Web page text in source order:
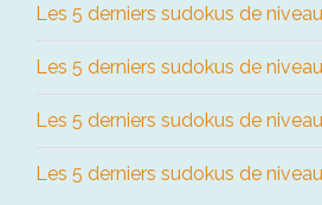
Les 5 derniers sudokus de
Les 5 derniers sudokus de
Les 5 derniers sudokus de
Les 5 derniers sudokus de